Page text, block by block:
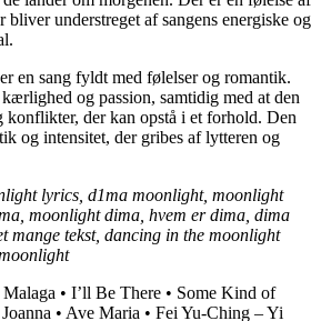
bliver understreget af sangens energiske og
sang fyldt med følelser og romantik.
og passion, samtidig med at den
konflikter, der kan opstå i et forhold. Den
og intensitet, der gribes af lytteren og
lyrics, d1ma moonlight, moonlight
moonlight dima, hvem er dima, dima
mange tekst, dancing in the moonlight
Malaga • I’ll Be There • Some Kind of
Joanna • Ave Maria • Fei Yu-Ching – Yi